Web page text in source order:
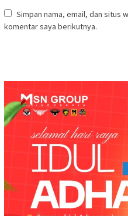
Simpan nama, email, dan situs
komentar saya berikutnya.